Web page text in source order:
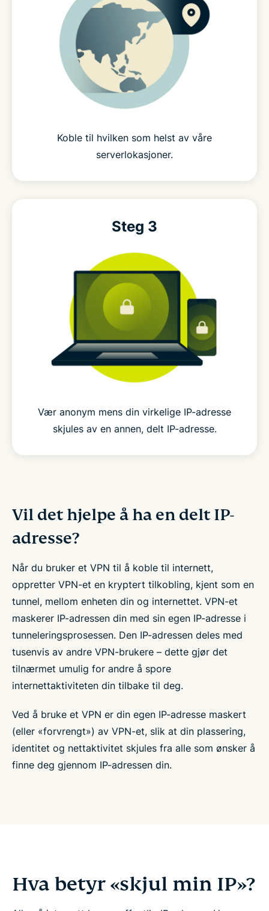
Koble til hvilken som helst av våre
serverlokasjoner.
Steg 3
Vær anonym mens din virkelige IP-adresse
skjules av en annen, delt IP-adresse.
Vil det hjelpe å ha en delt IP-
adresse?
Når du bruker et VPN til å koble til internett,
oppretter VPN-et en kryptert tilkobling, kjent som en
tunnel, mellom enheten din og internettet. VPN-et
maskerer IP-adressen din med sin egen IP-adresse i
tunneleringsprosessen. Den IP-adressen deles med
tusenvis av andre VPN-brukere – dette gjør det
tilnærmet umulig for andre å spore
internettaktiviteten din tilbake til deg.
Ved å bruke et VPN er din egen IP-adresse maskert
(eller «forvrengt») av VPN-et, slik at din plassering,
identitet og nettaktivitet skjules fra alle som ønsker å
finne deg gjennom IP-adressen din.
Hva betyr «skjul min IP»?